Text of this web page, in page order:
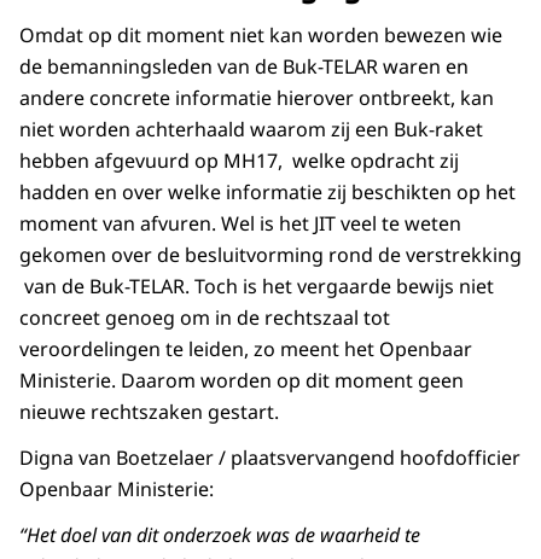
Omdat op dit moment niet kan worden bewezen wie
de bemanningsleden van de Buk-TELAR waren en
andere concrete informatie hierover ontbreekt, kan
niet worden achterhaald waarom zij een Buk-raket
hebben afgevuurd op MH17, welke opdracht zij
hadden en over welke informatie zij beschikten op het
moment van afvuren. Wel is het JIT veel te weten
gekomen over de besluitvorming rond de verstrekking
van de Buk-TELAR. Toch is het vergaarde bewijs niet
concreet genoeg om in de rechtszaal tot
veroordelingen te leiden, zo meent het Openbaar
Ministerie. Daarom worden op dit moment geen
nieuwe rechtszaken gestart.
Digna van Boetzelaer / plaatsvervangend hoofdofficier
Openbaar Ministerie:
“Het doel van dit onderzoek was de waarheid te